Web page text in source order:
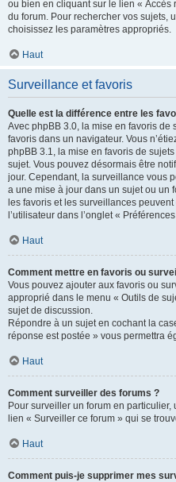
ou bien en cliquant sur le lien « Accès
du forum. Pour rechercher vos sujets,
choisissez les paramètres appropriés.
Haut
Surveillance et favoris
Quelle est la différence entre les
Avec phpBB 3.0, la mise en favoris de
favoris dans un navigateur. Vous
phpBB 3.1, la mise en favoris de
sujet. Vous pouvez désormais être
jour. Cependant, la surveillance vous
a une mise à jour dans un sujet ou un
les favoris et les surveillances
l’utilisateur dans l’onglet «
Haut
Comment mettre en favoris ou
Vous pouvez ajouter aux favoris ou
approprié dans le menu « Outils de
sujet de discussion.
Répondre à un sujet en cochant la
réponse est postée » vous permettra
Haut
Comment surveiller des forums ?
Pour surveiller un forum en
lien « Surveiller ce forum » qui se
Haut
Comment puis-je supprimer mes